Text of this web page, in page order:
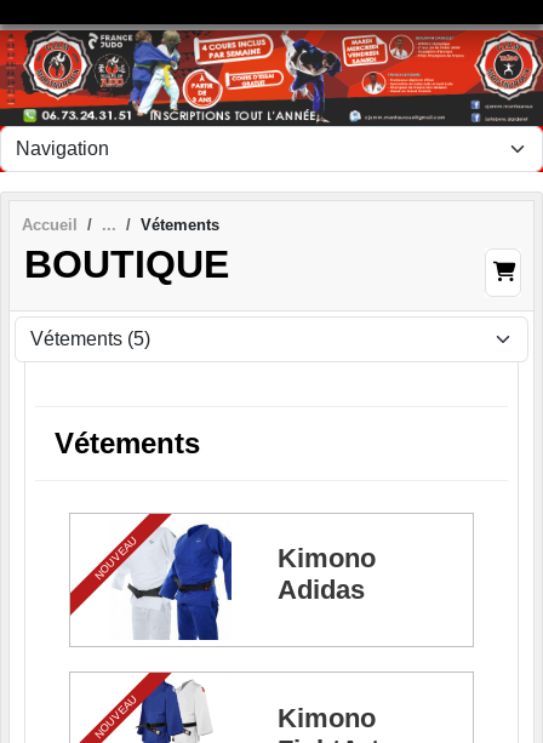
Accueil Vétements
BOUTIQUE
Vétements
Kimono
Adidas
NOUVEAU
Kimono
NOUVEAU